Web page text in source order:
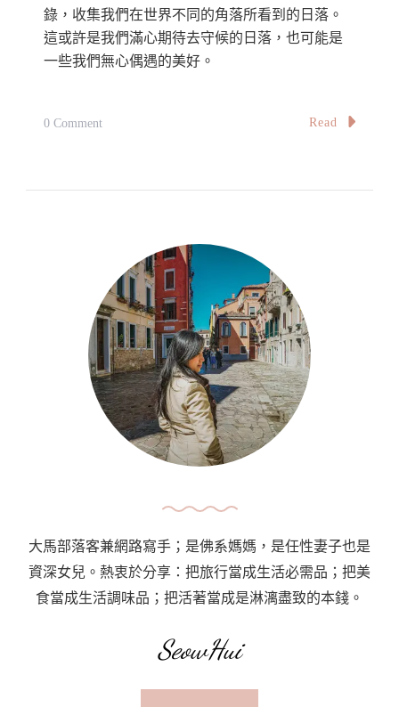
錄，收集我們在世界不同的角落所看到的日落。
這或許是我們滿心期待去守候的日落，也可能是
一些我們無心偶遇的美好。
0 CommentOn
｜
讓
人
著
迷
Read
大馬部落客兼網路寫手；是佛系媽媽，是任性妻子也是
資深女兒。熱衷於分享：把旅行當成生活必需品；把美
食當成生活調味品；把活著當成是淋漓盡致的本錢。
SeowHui